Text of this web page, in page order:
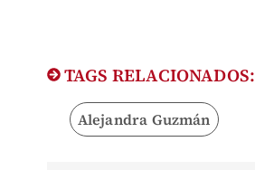
TAGS RELACIONADOS:
Alejandra Guzmán